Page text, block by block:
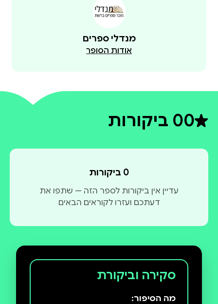
מנדלי ספרים
אודות הסופר
0דירוג ממוצע 0 מתוך 5
0 ביקורות
0 ביקורות
עדיין אין ביקורות לספר הזה — שתפו את
דעתכם ועזרו לקוראים הבאים
סקירה וביקורת
מה הסיפור: